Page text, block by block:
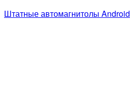
Штатные автомагнитолы Android